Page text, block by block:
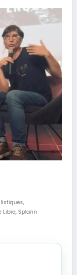
,
Libre, Splann